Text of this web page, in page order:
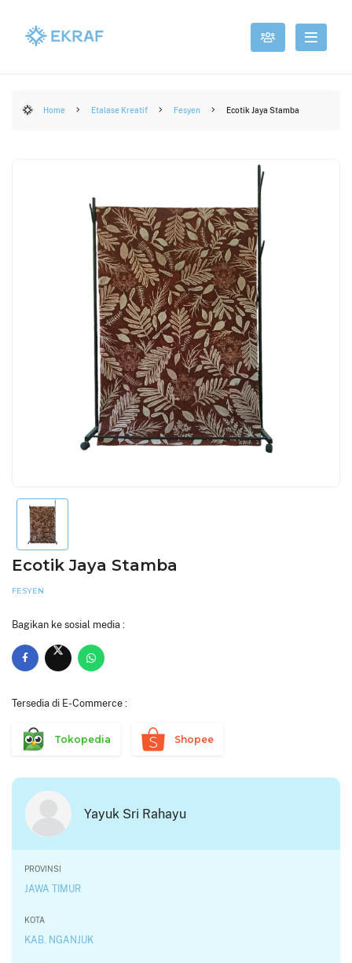
Home Etalase Kreatif Fesyen Ecotik Jaya Stamba
Ecotik Jaya Stamba
FESYEN
Bagikan ke sosial media :
Tersedia di E-Commerce :
Tokopedia Shopee
Yayuk Sri Rahayu
PROVINSI
JAWA TIMUR
KOTA
KAB. NGANJUK